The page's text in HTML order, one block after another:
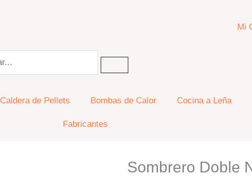
Mi
Caldera de Pellets Bombas de Calor Cocina a Leña
Fabricantes
Sombrero Doble